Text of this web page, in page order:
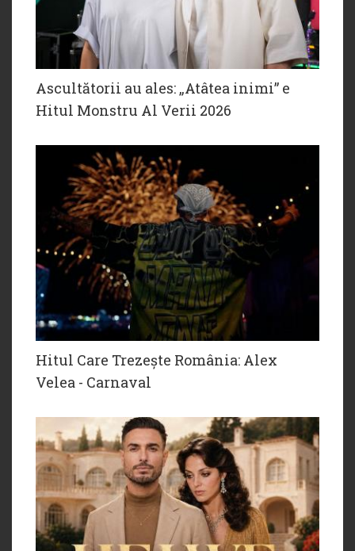
Ascultătorii au ales: „Atâtea inimi” e
Hitul Monstru Al Verii 2026
Hitul Care Trezește România: Alex
Velea - Carnaval